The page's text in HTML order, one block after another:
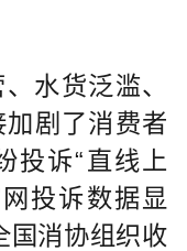
水货泛滥、
剧了消费者
投诉“直线上
投诉数据显
国消协组织收